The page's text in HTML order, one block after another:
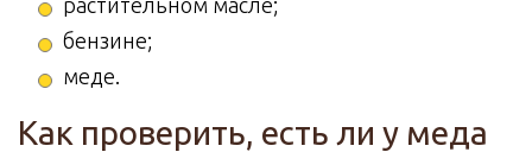
бензине;
меде.
Как проверить, есть ли у меда